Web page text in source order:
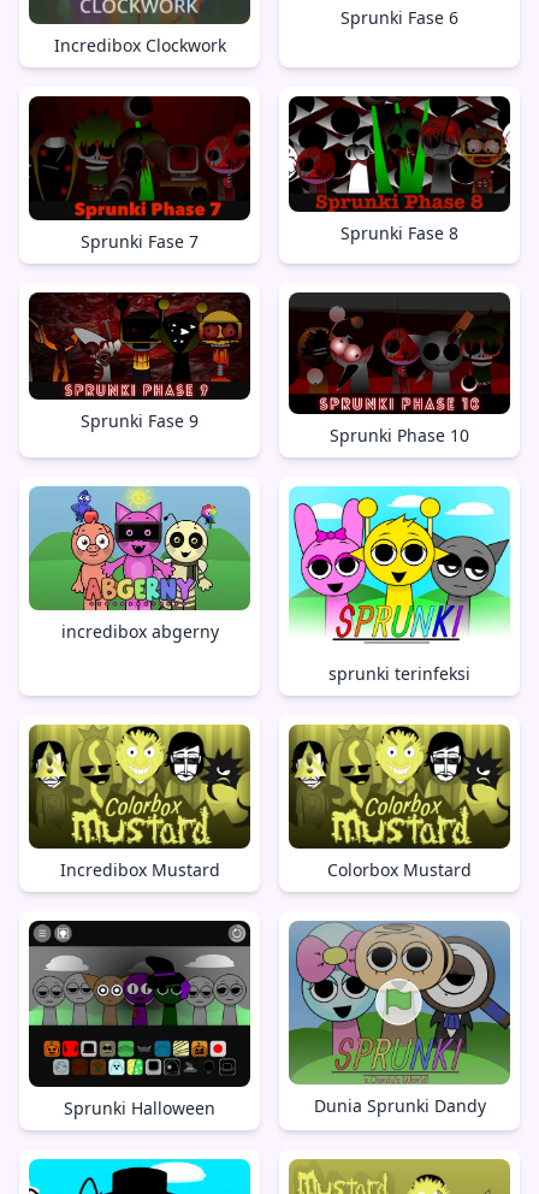
Incredibox Clockwork
Sprunki Fase 6
Sprunki Fase 7 Sprunki Fase 8
Sprunki Fase 9
Sprunki Phase 10
incredibox abgerny
sprunki terinfeksi
Incredibox Mustard Colorbox Mustard
Sprunki Halloween Dunia Sprunki Dandy